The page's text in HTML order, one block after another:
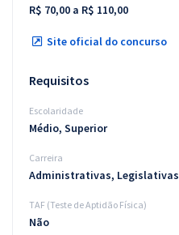
R$ 70,00 a R$ 110,00
Site oficial do concurso
Requisitos
Escolaridade
Médio, Superior
Carreira
Administrativas, Legislativas
TAF (Teste de Aptidão Física)
Não